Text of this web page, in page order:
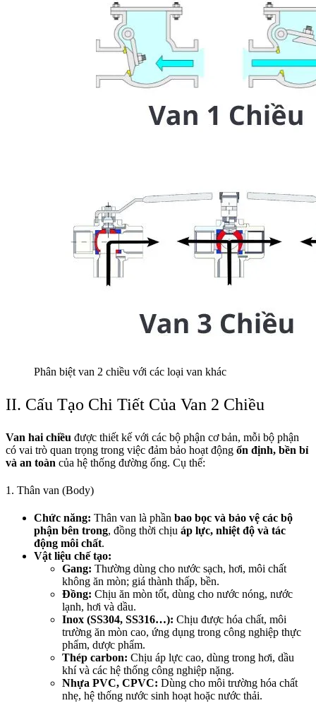
Phân biệt van 2 chiều với các loại van khác
II. Cấu Tạo Chi Tiết Của Van 2 Chiều
Van hai chiều được thiết kế với các bộ phận cơ bản, mỗi bộ phận
có vai trò quan trọng trong việc đảm bảo hoạt động ổn định, bền bỉ
và an toàn của hệ thống đường ống. Cụ thể:
1. Thân van (Body)
Chức năng: Thân van là phần bao bọc và bảo vệ các bộ
phận bên trong, đồng thời chịu áp lực, nhiệt độ và tác
động môi chất.
Vật liệu chế tạo:
Gang: Thường dùng cho nước sạch, hơi, môi chất
không ăn mòn; giá thành thấp, bền.
Đồng: Chịu ăn mòn tốt, dùng cho nước nóng, nước
lạnh, hơi và dầu.
Inox (SS304, SS316…): Chịu được hóa chất, môi
trường ăn mòn cao, ứng dụng trong công nghiệp thực
phẩm, dược phẩm.
Thép carbon: Chịu áp lực cao, dùng trong hơi, dầu
khí và các hệ thống công nghiệp nặng.
Nhựa PVC, CPVC: Dùng cho môi trường hóa chất
nhẹ, hệ thống nước sinh hoạt hoặc nước thải.